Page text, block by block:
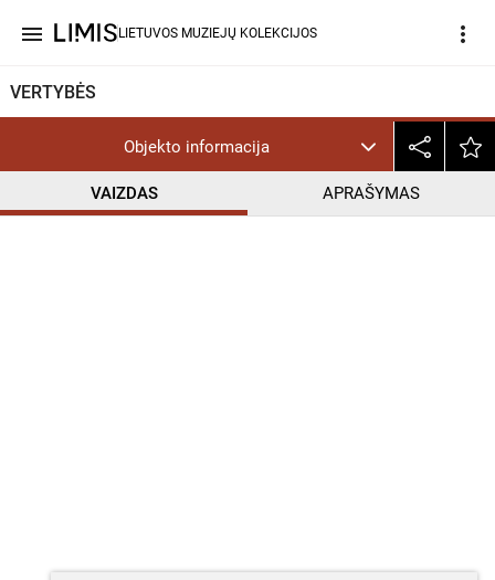
menu LIETUVOS MUZIEJŲ KOLEKCIJOS more_vert
VERTYBĖS
Objekto informacija
VAIZDAS APRAŠYMAS